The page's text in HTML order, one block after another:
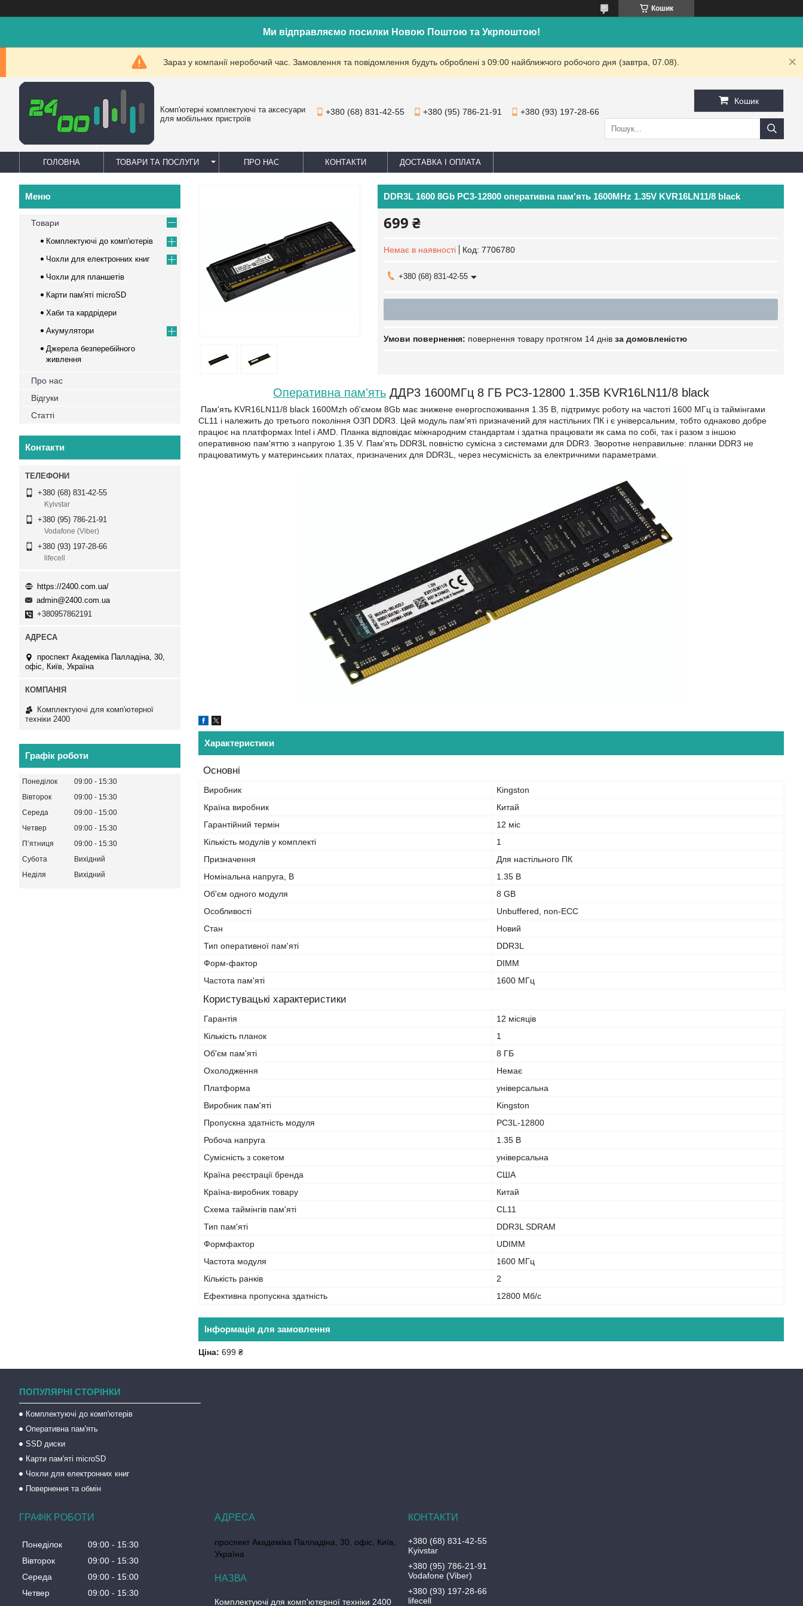
Кошик
Ми відправляємо посилки Новою Поштою та Укрпоштою!
Зараз у компанії неробочий час. Замовлення та повідомлення будуть оброблені з 09:00 найближчого робочого дня (завтра, 07.08).
Комп'ютерні комплектуючі та аксесуари
для мобільних пристроїв
+380 (68) 831-42-55 +380 (95) 786-21-91 +380 (93) 197-28-66
Кошик
ГОЛОВНА ТОВАРИ ТА ПОСЛУГИ ПРО НАС КОНТАКТИ ДОСТАВКА І ОПЛАТА
DDR3L 1600 8Gb PC3-12800 оперативна пам'ять 1600MHz 1.35V KVR16LN11/8 black
699 ₴
Немає в наявності Код: 7706780
+380 (68) 831-42-55
повернення товару протягом 14 днів за домовленістю
Оперативна пам'ять ДДР3 1600МГц 8 ГБ PC3-12800 1.35В KVR16LN11/8 black
Пам'ять KVR16LN11/8 black 1600Mzh об'ємом 8Gb має знижене енергоспоживання 1.35 В, підтримує роботу на частоті 1600 МГц із таймінгами
CL11 і належить до третього покоління ОЗП DDR3. Цей модуль пам'яті призначений для настільних ПК і є універсальним, тобто однаково добре
працює на платформах Intel і AMD. Планка відповідає міжнародним стандартам і здатна працювати як сама по собі, так і разом з іншою
оперативною пам'яттю з напругою 1.35 V. Пам'ять DDR3L повністю сумісна з системами для DDR3. Зворотне неправильне: планки DDR3 не
працюватимуть у материнських платах, призначених для DDR3L, через несумісність за електричними параметрами.
Характеристики
Основні
Виробник
Kingston
Країна виробник
Китай
Гарантійний термін
12 міс
Кількість модулів у комплекті
1
Призначення
Для настільного ПК
Номінальна напруга, В
1.35 В
Об'єм одного модуля
8 GB
Особливості
Unbuffered, non-ECC
Стан
Новий
Тип оперативної пам'яті
DDR3L
Форм-фактор
DIMM
Частота пам'яті
1600 МГц
Користувацькі характеристики
Гарантія
12 місяців
Кількість планок
1
Об'єм пам'яті
8 ГБ
Охолодження
Немає
Платформа
універсальна
Виробник пам'яті
Kingston
Пропускна здатність модуля
PC3L-12800
Робоча напруга
1.35 В
Сумісність з сокетом
універсальна
Країна реєстрації бренда
США
Країна-виробник товару
Китай
Схема таймінгів пам'яті
CL11
Тип пам'яті
DDR3L SDRAM
Формфактор
UDIMM
Частота модуля
1600 МГц
Кількість ранків
2
Ефективна пропускна здатність
12800 Мб/с
Інформація для замовлення
Ціна: 699 ₴
Товари
Комплектуючі до комп'ютерів
Чохли для електронних книг
Чохли для планшетів
Карти пам'яті microSD
Хаби та кардрідери
Акумулятори
Джерела безперебійного
живлення
Про нас
Відгуки
Статті
Контакти
+380 (68) 831-42-55
Kyivstar
+380 (95) 786-21-91
Vodafone (Viber)
+380 (93) 197-28-66
lifecell
https://2400.com.ua/
admin@2400.com.ua
+380957862191
проспект Академіка Палладіна, 30,
офіс, Київ, Україна
Комплектуючі для комп'ютерної
техніки 2400
Графік роботи
Понеділок 09:00
15:30
Вівторок
09:00
15:30
Середа
09:00
15:00
Четвер
09:00
15:30
Пʼятниця
09:00
15:30
Субота
Вихідний
Неділя
Вихідний
ПОПУЛЯРНІ СТОРІНКИ
Комплектуючі до комп'ютерів
Оперативна пам'ять
SSD диски
Карти пам'яті microSD
Чохли для електронних книг
Повернення та обмін
ГРАФІК РОБОТИ
Понеділок 09:00
15:30
Вівторок
09:00
15:30
Середа
09:00
15:00
Четвер
09:00
15:30
проспект Академіка Палладіна, 30, офіс, Київ,
Україна
Комплектуючі для комп'ютерної техніки 2400
+380 (68) 831-42-55
Kyivstar
+380 (95) 786-21-91
Vodafone (Viber)
+380 (93) 197-28-66
lifecell